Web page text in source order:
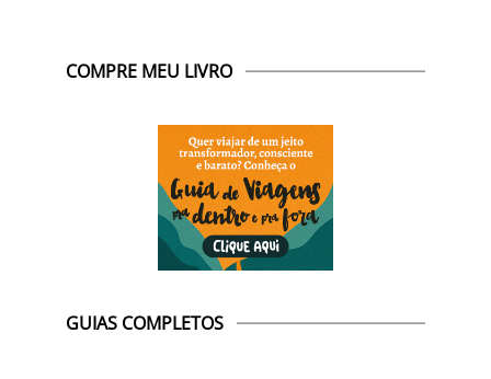
COMPRE MEU LIVRO
GUIAS COMPLETOS